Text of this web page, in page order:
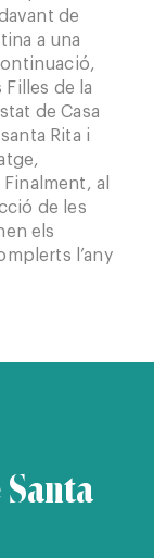
de
a una
Filles de la
de Casa
Rita i
al
de les
els
l’any